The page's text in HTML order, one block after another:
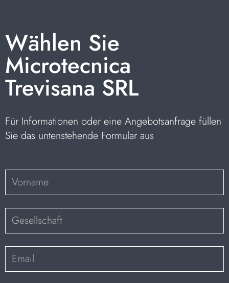
Wählen Sie
Microtecnica
Trevisana SRL
Für Informationen oder eine Angebotsanfrage füllen
Sie das untenstehende Formular aus